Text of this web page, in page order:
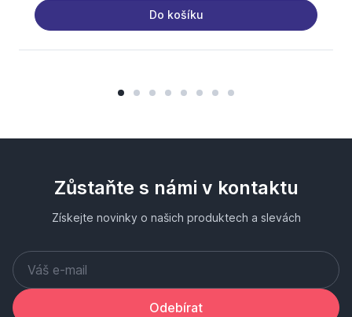
Do košíku
Zůstaňte s námi v kontaktu
Získejte novinky o našich produktech a slevách
Odebírat